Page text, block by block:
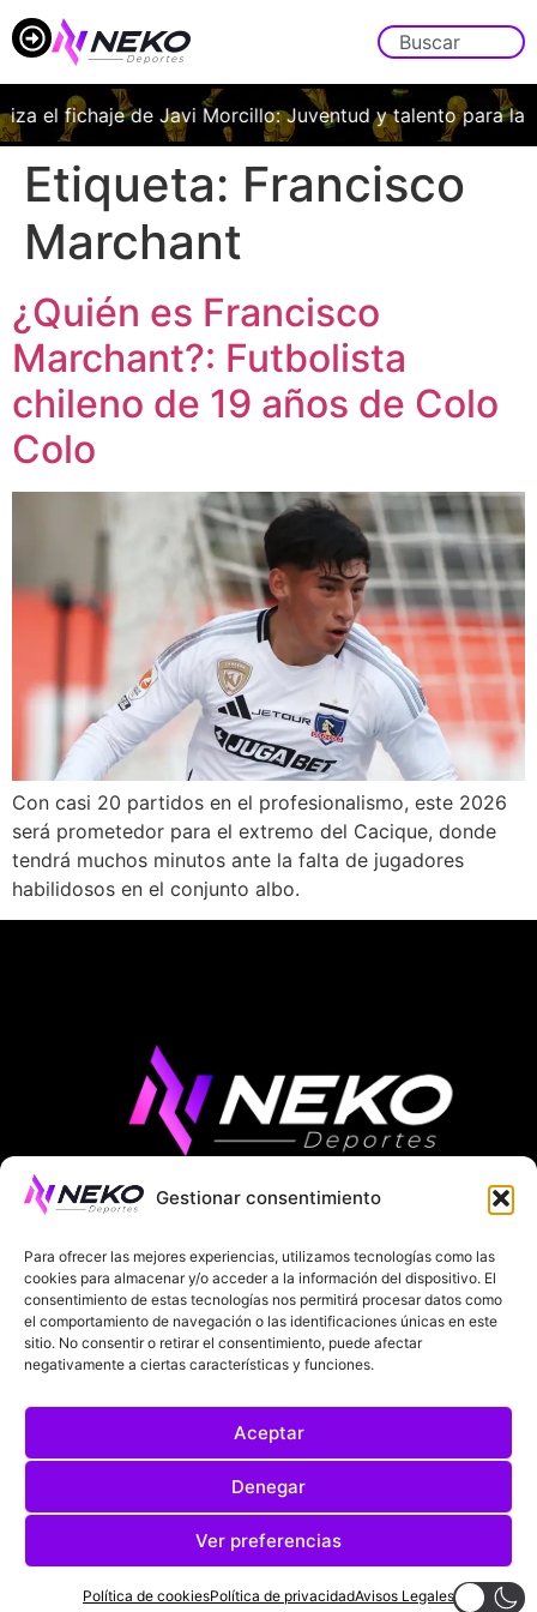
Gestionar consentimiento
Para ofrecer las mejores experiencias, utilizamos tecnologías como las
cookies para almacenar y/o acceder a la información del dispositivo. El
consentimiento de estas tecnologías nos permitirá procesar datos como
el comportamiento de navegación o las identificaciones únicas en este
sitio. No consentir o retirar el consentimiento, puede afectar
negativamente a ciertas características y funciones.
Aceptar
Denegar
Ver preferencias
Política de cookiesPolítica de privacidadAvisos Legales
el fichaje de Javi Morcillo: Juventud y talento para la
Etiqueta: Francisco
Marchant
¿Quién es Francisco
Marchant?: Futbolista
chileno de 19 años de Colo
Colo
Con casi 20 partidos en el profesionalismo, este 2026
será prometedor para el extremo del Cacique, donde
tendrá muchos minutos ante la falta de jugadores
habilidosos en el conjunto albo.
ÚLTIMAS NOTICIAS COMPETICIONES EUROPEAS
LA LIGA MUNDIAL 2026 FÚTBOL INTERNACIONAL
SOBRE NOSOTROS
POLÍTICA DE PRIVACIDAD
POLÍTICA DE COOKIES